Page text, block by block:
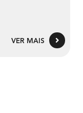
VER MAIS